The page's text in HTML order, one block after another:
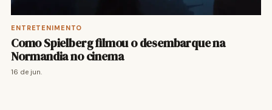
ENTRETENIMENTO
Como Spielberg filmou o desembarque na
Normandia no cinema
16 de jun.